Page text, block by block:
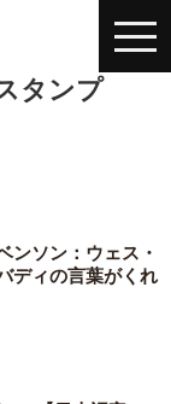
タンプ
ンソン：ウェス・
ディの言葉がくれ